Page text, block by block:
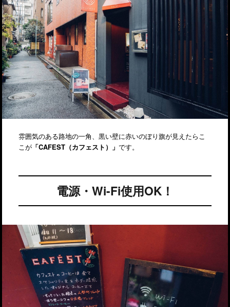
雰囲気のある路地の一角、黒い壁に赤いのぼり旗が見えたらこ
こが「CAFEST（カフェスト）」 です。
電源・Wi-Fi使用OK！